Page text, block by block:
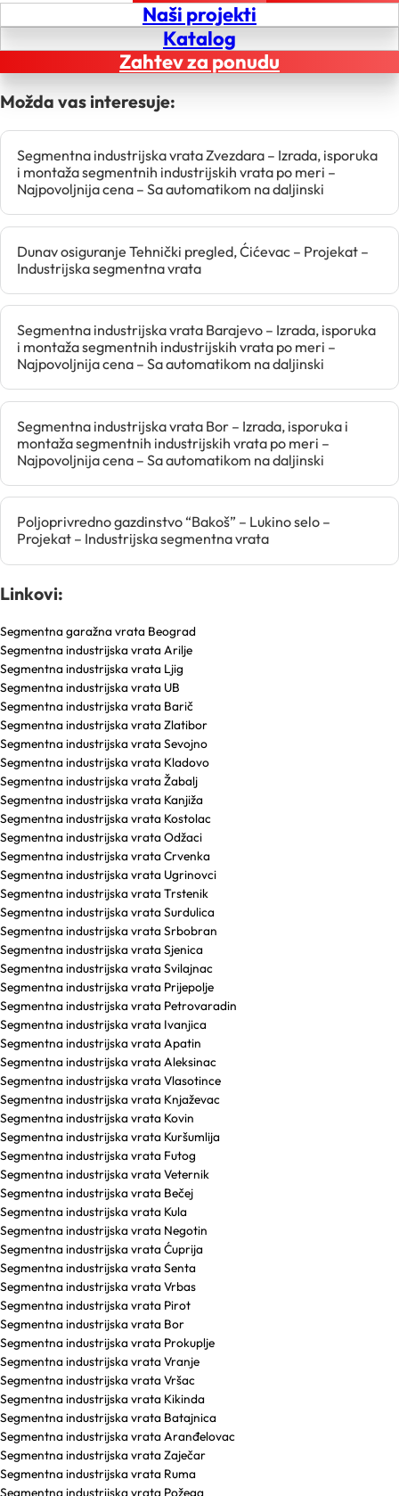
Naši projekti
Katalog
Zahtev za ponudu
Možda vas interesuje:
Segmentna industrijska vrata Zvezdara – Izrada, isporuka
i montaža segmentnih industrijskih vrata po meri –
Najpovoljnija cena – Sa automatikom na daljinski
Dunav osiguranje Tehnički pregled, Ćićevac – Projekat –
Industrijska segmentna vrata
Segmentna industrijska vrata Barajevo – Izrada, isporuka
i montaža segmentnih industrijskih vrata po meri –
Najpovoljnija cena – Sa automatikom na daljinski
Segmentna industrijska vrata Bor – Izrada, isporuka i
montaža segmentnih industrijskih vrata po meri –
Najpovoljnija cena – Sa automatikom na daljinski
Poljoprivredno gazdinstvo “Bakoš” – Lukino selo –
Projekat – Industrijska segmentna vrata
Linkovi:
Segmentna garažna vrata Beograd
Segmentna industrijska vrata Arilje
Segmentna industrijska vrata Ljig
Segmentna industrijska vrata UB
Segmentna industrijska vrata Barič
Segmentna industrijska vrata Zlatibor
Segmentna industrijska vrata Sevojno
Segmentna industrijska vrata Kladovo
Segmentna industrijska vrata Žabalj
Segmentna industrijska vrata Kanjiža
Segmentna industrijska vrata Kostolac
Segmentna industrijska vrata Odžaci
Segmentna industrijska vrata Crvenka
Segmentna industrijska vrata Ugrinovci
Segmentna industrijska vrata Trstenik
Segmentna industrijska vrata Surdulica
Segmentna industrijska vrata Srbobran
Segmentna industrijska vrata Sjenica
Segmentna industrijska vrata Svilajnac
Segmentna industrijska vrata Prijepolje
Segmentna industrijska vrata Petrovaradin
Segmentna industrijska vrata Ivanjica
Segmentna industrijska vrata Apatin
Segmentna industrijska vrata Aleksinac
Segmentna industrijska vrata Vlasotince
Segmentna industrijska vrata Knjaževac
Segmentna industrijska vrata Kovin
Segmentna industrijska vrata Kuršumlija
Segmentna industrijska vrata Futog
Segmentna industrijska vrata Veternik
Segmentna industrijska vrata Bečej
Segmentna industrijska vrata Kula
Segmentna industrijska vrata Negotin
Segmentna industrijska vrata Ćuprija
Segmentna industrijska vrata Senta
Segmentna industrijska vrata Vrbas
Segmentna industrijska vrata Pirot
Segmentna industrijska vrata Bor
Segmentna industrijska vrata Prokuplje
Segmentna industrijska vrata Vranje
Segmentna industrijska vrata Vršac
Segmentna industrijska vrata Kikinda
Segmentna industrijska vrata Batajnica
Segmentna industrijska vrata Aranđelovac
Segmentna industrijska vrata Zaječar
Segmentna industrijska vrata Ruma
Segmentna industrijska vrata Požega